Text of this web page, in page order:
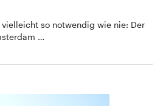
so notwendig wie nie: Der
…